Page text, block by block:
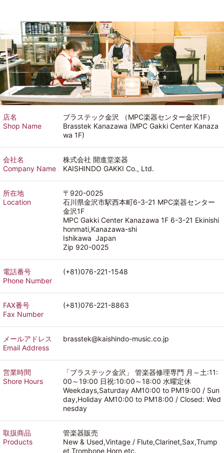
店名
Shop Name
ブラステック金沢 （MPC楽器センター金沢1F）
Brasstek Kanazawa (MPC Gakki Center Kanaza
wa 1F)
会社名
Company Name
株式会社 開進堂楽器
KAISHINDO GAKKI Co., Ltd.
所在地
Location
〒920-0025
石川県金沢市駅西本町6-3-21 MPC楽器センター
金沢1F
MPC Gakki Center Kanazawa 1F 6-3-21 Ekinishi
honmati,Kanazawa-shi
Ishikawa Japan
Zip 920-0025
電話番号
Phone Number
(+81)076-221-1548
FAX番号
Fax Number
(+81)076-221-8863
メールアドレス
Email Address
brasstek@kaishindo-music.co.jp
営業時間
Shore Hours
「ブラステック金沢」 管楽器修理専門 月～土:11:
00～19:00 日祝:10:00～18:00 水曜定休
Weekdays,Saturday AM10:00 to PM19:00 / Sun
day,Holiday AM10:00 to PM18:00 / Closed: Wed
nesday
取扱商品
Products
管楽器販売
New & Used,Vintage / Flute,Clarinet,Sax,Trump
et,Trombone,Horn,etc.